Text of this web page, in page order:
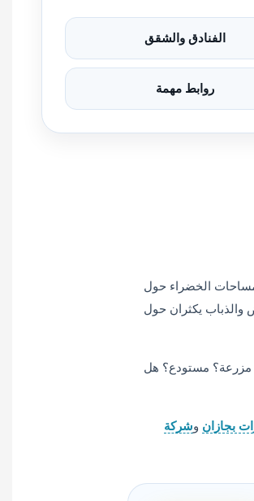
الفنادق والشقق
روابط مهمة
الخضراء حول
والذباب يكثران حول
مزرعة؟ مستودع؟ هل
بجازان وشركة